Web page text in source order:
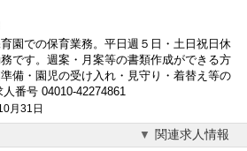
園での保育業務。平日週５日・土日祝日休
です。週案・月案等の書類作成ができる方
備・園児の受け入れ・ 見守り ・着替え等の
番号 04010-42274861
月31日
関連求人情報